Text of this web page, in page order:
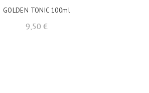
GOLDEN TONIC 100ml
9,50 €